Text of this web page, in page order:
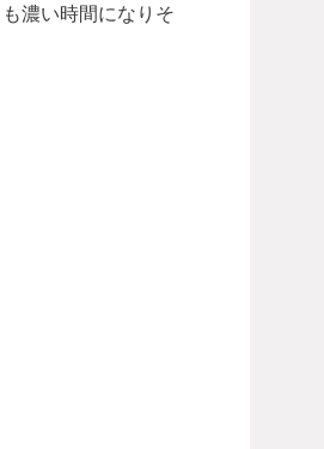
濃い時間になりそ